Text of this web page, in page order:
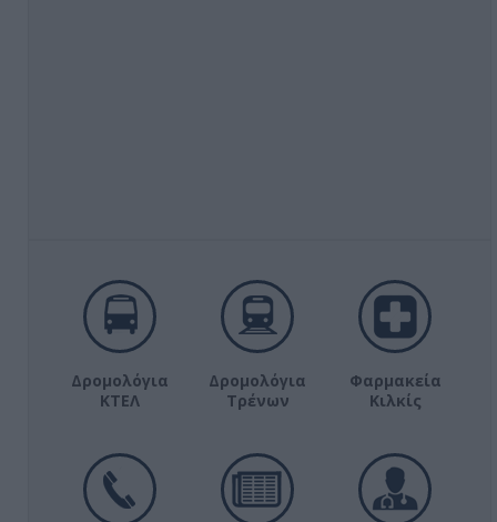
Δρομολόγια
ΚΤΕΛ
Δρομολόγια
Τρένων
Φαρμακεία
Κιλκίς